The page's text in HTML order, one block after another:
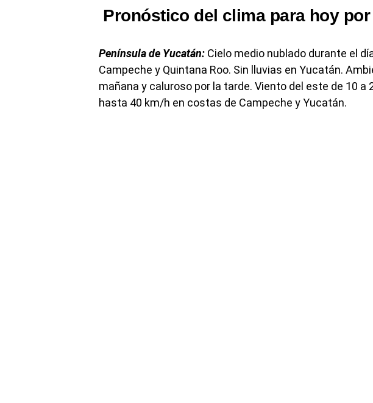
Pronóstico del clima para hoy
Península de Yucatán: Cielo medio nublado durante el
Campeche y Quintana Roo. Sin lluvias en Yucatán.
mañana y caluroso por la tarde. Viento del este de 10 a
hasta 40 km/h en costas de Campeche y Yucatán.